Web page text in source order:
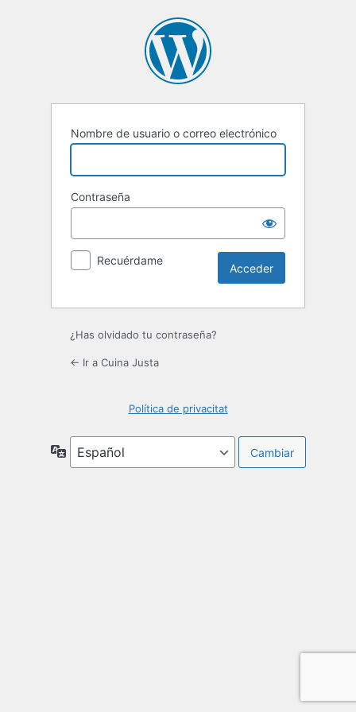
Nombre de usuario o correo electrónico
Contraseña
Recuérdame
¿Has olvidado tu contraseña?
← Ir a Cuina Justa
Política de privacitat
Idioma